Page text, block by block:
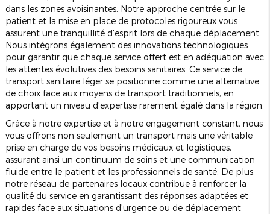
dans les zones avoisinantes. Notre approche centrée sur le
patient et la mise en place de protocoles rigoureux vous
assurent une tranquillité d'esprit lors de chaque déplacement.
Nous intégrons également des innovations technologiques
pour garantir que chaque service offert est en adéquation avec
les attentes évolutives des besoins sanitaires. Ce service de
transport sanitaire léger se positionne comme une alternative
de choix face aux moyens de transport traditionnels, en
apportant un niveau d'expertise rarement égalé dans la région.
Grâce à notre expertise et à notre engagement constant, nous
vous offrons non seulement un transport mais une véritable
prise en charge de vos besoins médicaux et logistiques,
assurant ainsi un continuum de soins et une communication
fluide entre le patient et les professionnels de santé. De plus,
notre réseau de partenaires locaux contribue à renforcer la
qualité du service en garantissant des réponses adaptées et
rapides face aux situations d'urgence ou de déplacement